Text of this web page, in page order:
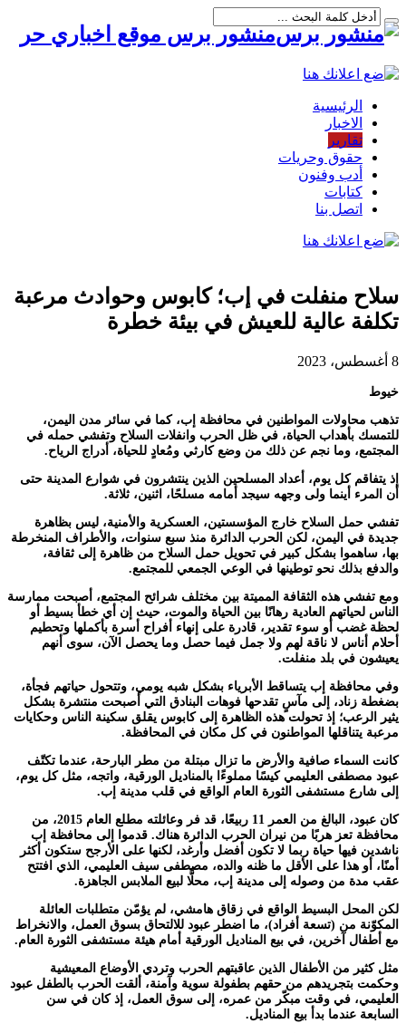
منشور برس موقع اخباري حر
الرئيسية
الاخبار
تقارير
حقوق وحريات
أدب وفنون
كتابات
اتصل بنا
سلاح منفلت في إب؛ كابوس وحوادث مرعبة
تكلفة عالية للعيش في بيئة خطرة
8 أغسطس، 2023
خيوط
تذهب محاولات المواطنين في محافظة إب، كما في سائر مدن اليمن،
للتمسك بأهداب الحياة، في ظل الحرب وانفلات السلاح وتفشي حمله في
المجتمع، وما نجم عن ذلك من وضع كارثي ومُعادٍ للحياة، أدراج الرياح.
إذ يتفاقم كل يوم، أعداد المسلحين الذين ينتشرون في شوارع المدينة حتى
أن المرء أينما ولى وجهه سيجد أمامه مسلحًا، اثنين، ثلاثة.
تفشي حمل السلاح خارج المؤسستين، العسكرية والأمنية، ليس بظاهرة
جديدة في اليمن، لكن الحرب الدائرة منذ سبع سنوات، والأطراف المنخرطة
بها، ساهموا بشكل كبير في تحويل حمل السلاح من ظاهرة إلى ثقافة،
والدفع بذلك نحو توطينها في الوعي الجمعي للمجتمع.
ومع تفشي هذه الثقافة المميتة بين مختلف شرائح المجتمع، أصبحت ممارسة
الناس لحياتهم العادية رهانًا بين الحياة والموت، حيث إن أي خطأ بسيط أو
لحظة غضب أو سوء تقدير، قادرة على إنهاء أفراح أسرة بأكملها وتحطيم
أحلام أناس لا ناقة لهم ولا جمل فيما حصل وما يحصل الآن، سوى أنهم
يعيشون في بلد منفلت.
وفي محافظة إب يتساقط الأبرياء بشكل شبه يومي، وتتحول حياتهم فجأة،
بضغطة زناد، إلى مآسٍ تقدحها فوهات البنادق التي أصبحت منتشرة بشكل
يثير الرعب؛ إذ تحولت هذه الظاهرة إلى كابوس يقلق سكينة الناس وحكايات
مرعبة يتناقلها المواطنون في كل مكان في المحافظة.
كانت السماء صافية والأرض ما تزال مبتلة من مطر البارحة، عندما تكتّف
عبود مصطفى العليمي كيسًا مملوءًا بالمناديل الورقية، واتجه، مثل كل يوم،
إلى شارع مستشفى الثورة العام الواقع في قلب مدينة إب.
كان عبود، البالغ من العمر 11 ربيعًا، قد فر وعائلته مطلع العام 2015، من
محافظة تعز هربًا من نيران الحرب الدائرة هناك. قدموا إلى محافظة إب
ناشدين فيها حياة ربما لا تكون أفضل وأرغد، لكنها على الأرجح ستكون أكثر
أمنًا، أو هذا على الأقل ما ظنه والده، مصطفى سيف العليمي، الذي افتتح
عقب مدة من وصوله إلى مدينة إب، محلًّا لبيع الملابس الجاهزة.
لكن المحل البسيط الواقع في زقاق هامشي، لم يؤمّن متطلبات العائلة
المكوّنة من (تسعة أفراد)، ما اضطر عبود للالتحاق بسوق العمل، والانخراط
مع أطفال آخرين، في بيع المناديل الورقية أمام هيئة مستشفى الثورة العام.
مثل كثير من الأطفال الذين عاقبتهم الحرب وتردي الأوضاع المعيشية
وحكمت بتجريدهم من حقهم بطفولة سوية وآمنة، ألقت الحرب بالطفل عبود
العليمي، في وقت مبكّر من عمره، إلى سوق العمل، إذ كان في سن
السابعة عندما بدأ بيع المناديل.